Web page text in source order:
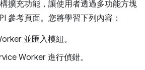
擴充功能，讓使用者透過多功能方塊
參考頁面。您將學習下列內容：
並匯入模組。
Worker 進行偵錯。